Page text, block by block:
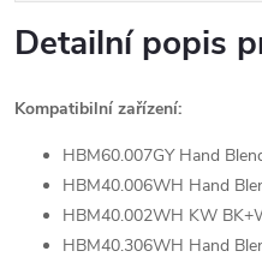
Detailní popis
Kompatibilní zařízení:
HBM60.007GY Hand
HBM40.006WH Hand
HBM40.002WH KW
HBM40.306WH Hand